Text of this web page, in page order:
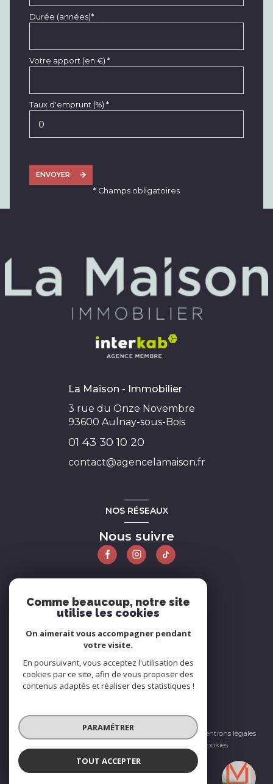
Durée (années)*
Votre apport (en €) *
Taux d'emprunt (%) *
ENVOYER
* Champs obligatoires
La Maison - Immobilier
La Maison - Immobilier
3 rue du Onze Novembre
93600 Aulnay-sous-Bois
01 43 30 10 20
contact@agencelamaison.fr
NOS RÉSEAUX
Nous suivre
ADHÉRENTS
© 2026 | Tous droits réservés
Nos honoraires
Nos partenaires
Mentions légales
Cookies
Comme beaucoup, notre site
utilise les cookies
On aimerait vous accompagner pendant
votre visite.
En poursuivant, vous acceptez l'utilisation des
cookies par ce site, afin de vous proposer des
contenus adaptés et réaliser des statistiques !
PARAMÉTRER
TOUT ACCEPTER